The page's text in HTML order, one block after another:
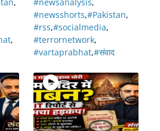
,
#newsshorts,#Pakistan,
#rss,#socialmedia,
#terrornetwork,
#vartaprabhat,#संवाद